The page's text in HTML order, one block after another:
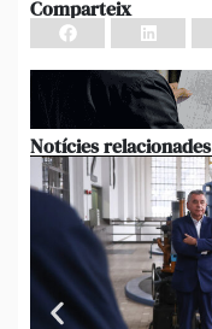
Comparteix
Notícies relacionades